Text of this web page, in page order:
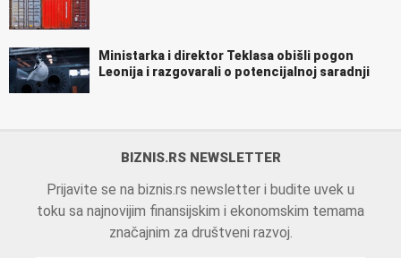
Ministarka i direktor Teklasa obišli pogon
Leonija i razgovarali o potencijalnoj saradnji
BIZNIS.RS NEWSLETTER
Prijavite se na biznis.rs newsletter i budite uvek u
toku sa najnovijim finansijskim i ekonomskim temama
značajnim za društveni razvoj.